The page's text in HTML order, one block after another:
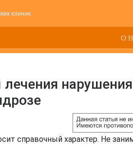
клиник
О
справочный характер. Не